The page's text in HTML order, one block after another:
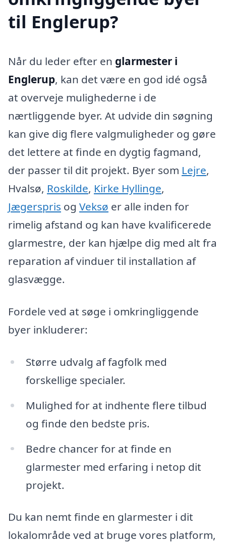
til Englerup?
Når du leder efter en glarmester i
Englerup, kan det være en god idé også
at overveje mulighederne i de
nærtliggende byer. At udvide din søgning
kan give dig flere valgmuligheder og gøre
det lettere at finde en dygtig fagmand,
der passer til dit projekt. Byer som Lejre,
Hvalsø, Roskilde, Kirke Hyllinge,
Jægerspris og Veksø er alle inden for
rimelig afstand og kan have kvalificerede
glarmestre, der kan hjælpe dig med alt fra
reparation af vinduer til installation af
glasvægge.
Fordele ved at søge i omkringliggende
byer inkluderer:
Større udvalg af fagfolk med
forskellige specialer.
Mulighed for at indhente flere tilbud
og finde den bedste pris.
Bedre chancer for at finde en
glarmester med erfaring i netop dit
projekt.
Du kan nemt finde en glarmester i dit
lokalområde ved at bruge vores platform,